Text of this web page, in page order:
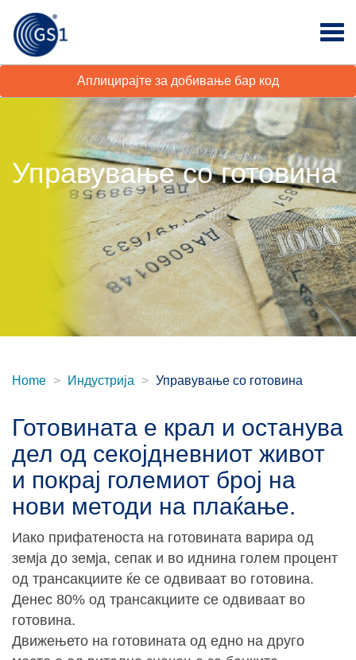
Аплицирајте за добивање бар код
Управување со готовина
Home Индустрија Управување со готовина
Готовината е крал и останува
дел од секојдневниот живот
и покрај големиот број на
нови методи на плаќање.
Иако прифатеноста на готовината варира од
земја до земја, сепак и во иднина голем процент
од трансакциите ќе се одвиваат во готовина.
Денес 80% од трансакциите се одвиваат во
готовина.
Движењето на готовината од едно на друго